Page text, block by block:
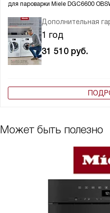
для пароварки Miele DGC6600
Дополнительная
1 год
31 510 руб.
Может быть полезно